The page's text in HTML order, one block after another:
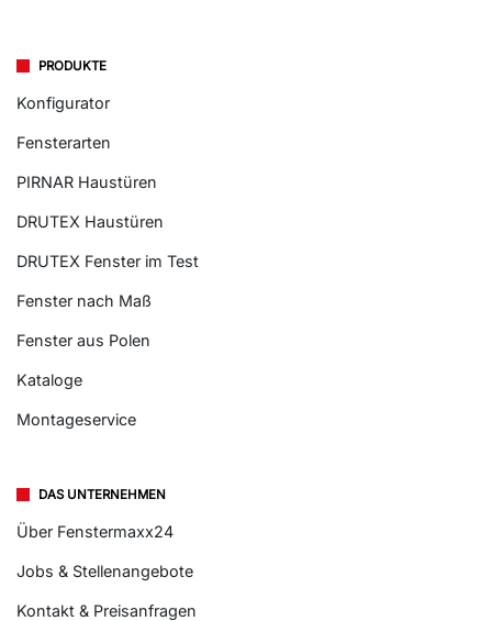
PRODUKTE
Konfigurator
Fensterarten
PIRNAR Haustüren
DRUTEX Haustüren
DRUTEX Fenster im Test
Fenster nach Maß
Fenster aus Polen
Kataloge
Montageservice
DAS UNTERNEHMEN
Über Fenstermaxx24
Jobs & Stellenangebote
Kontakt & Preisanfragen